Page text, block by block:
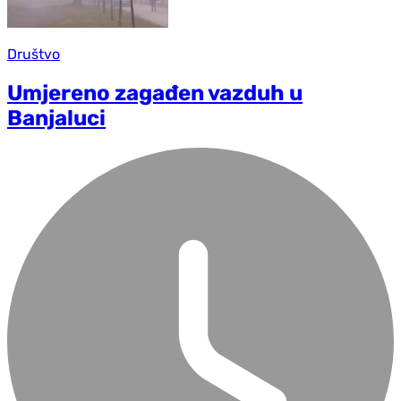
Društvo
Umjereno zagađen vazduh u
Banjaluci